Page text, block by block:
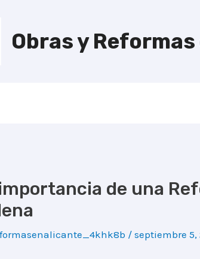
Obras y
de una
/septiembre 5,